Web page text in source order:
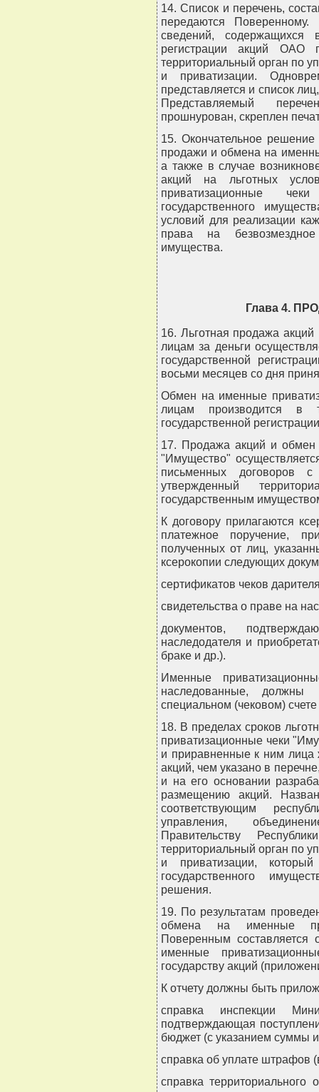
14. Список и перечень,
передаются Поверенному.
сведений, содержащихся
регистрации акций ОАО
территориальный орган по
и приватизации.
представляется и список
Представляемый
прошнурован, скреплен
15. Окончательное
продажи и обмена на
а также в случае
акций на льготных
приватизационные
государственного
условий для реализации
права на безвозмездное
имущества.
Глава 4.
16. Льготная продажа
лицам за деньги
государственной
восьми месяцев со дня
Обмен на именные
лицам производится в
государственной
17. Продажа акций и обмен
"Имущество"
письменных договоров
утвержденный
государственным
К договору прилагаются
платежное поручение,
полученных от лиц,
ксерокопии следующих
сертификатов чеков
свидетельства о праве на
документов,
наследодателя и
браке и др.).
Именные
наследованные,
специальном (чековом) счете
18. В пределах сроков
приватизационные чеки
и приравненные к ним лица
акций, чем указано в
и на его основании
размещению акций.
соответствующим
управления,
Правительству
территориальный орган по
и приватизации,
государственного
решения.
19. По результатам
обмена на именные
Поверенным составляется
именные
государству акций
К отчету должны быть
справка инспекции
подтверждающая
бюджет (с указанием суммы
справка об уплате штрафов
справка территориального